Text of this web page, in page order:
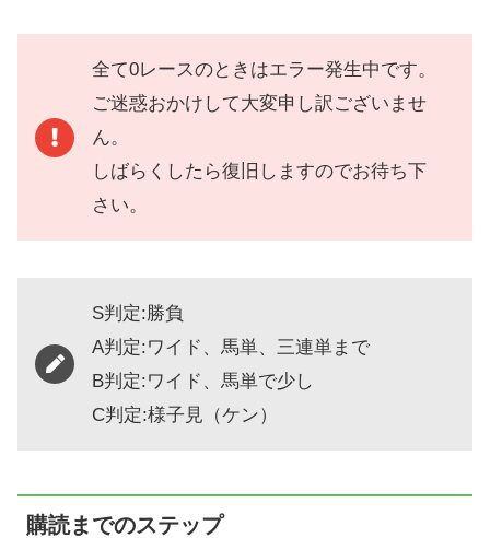
全て0レースのときはエラー発生中です。
ご迷惑おかけして大変申し訳ございませ
ん。
しばらくしたら復旧しますのでお待ち下
さい。
S判定:勝負
A判定:ワイド、馬単、三連単まで
B判定:ワイド、馬単で少し
C判定:様子見（ケン）
購読までのステップ